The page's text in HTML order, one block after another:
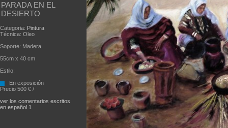
PARADA EN EL
DESIERTO
Categoria: Pintura
Técnica: Oleo
Soporte: Madera
55cm x 40 cm
Estilo:
En exposición
Precio 500 € /
ver los comentarios escritos
en español 1